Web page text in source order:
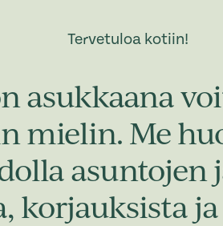
Tervetuloa kotiin!
asukkaana
mielin. Me
asuntojen
korjauksista